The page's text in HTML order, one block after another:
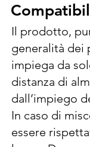
Eriofide e 6
con un
la
distese) e le
gemme;
(allegagione
prodotto si
meccanici ad
l’applicazione
Il prodotto,
generalità dei
impiega da
distanza di
dall’impiego
In caso di
essere